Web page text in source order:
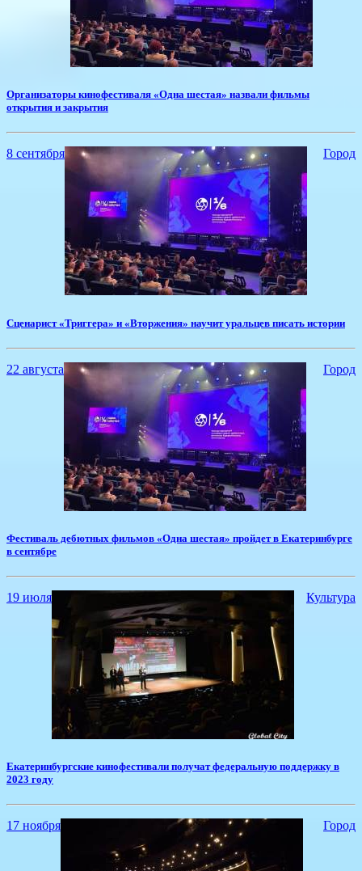
​Организаторы кинофестиваля «Одна шестая» назвали фильмы
открытия и закрытия
8 сентября Город
Сценарист «Триггера» и «Вторжения» научит уральцев писать истории
22 августа Город
​Фестиваль дебютных фильмов «Одна шестая» пройдет в Екатеринбурге
в сентябре
19 июля Культура
Екатеринбургские кинофестивали получат федеральную поддержку в
2023 году
17 ноября Город